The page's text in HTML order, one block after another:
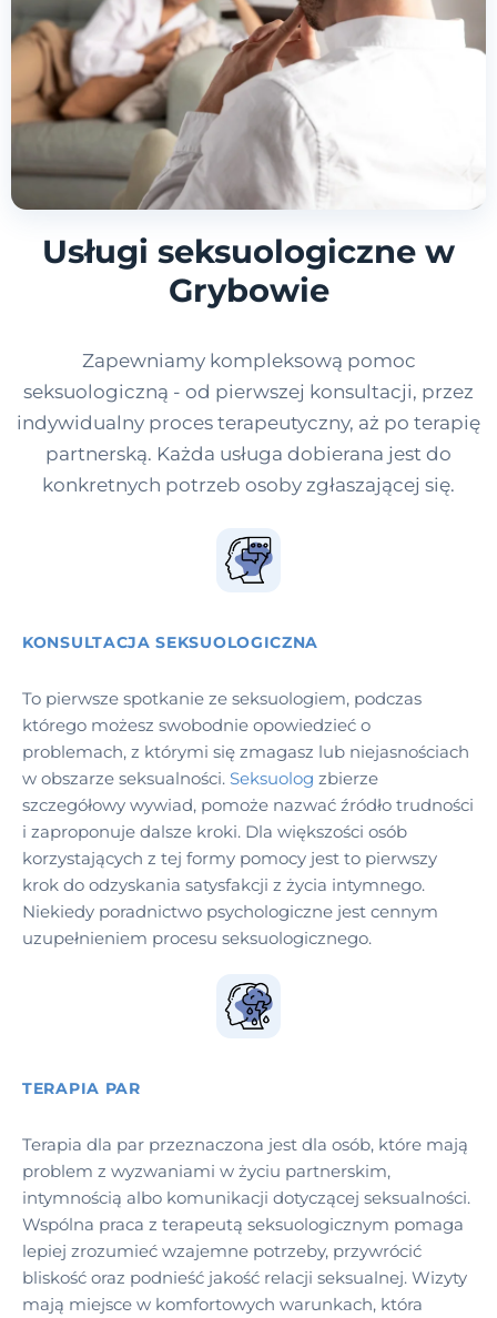
Usługi seksuologiczne w
Grybowie
Zapewniamy kompleksową pomoc
seksuologiczną - od pierwszej konsultacji, przez
indywidualny proces terapeutyczny, aż po terapię
partnerską. Każda usługa dobierana jest do
konkretnych potrzeb osoby zgłaszającej się.
KONSULTACJA SEKSUOLOGICZNA
To pierwsze spotkanie ze seksuologiem, podczas
którego możesz swobodnie opowiedzieć o
problemach, z którymi się zmagasz lub niejasnościach
w obszarze seksualności. Seksuolog zbierze
szczegółowy wywiad, pomoże nazwać źródło trudności
i zaproponuje dalsze kroki. Dla większości osób
korzystających z tej formy pomocy jest to pierwszy
krok do odzyskania satysfakcji z życia intymnego.
Niekiedy poradnictwo psychologiczne jest cennym
uzupełnieniem procesu seksuologicznego.
TERAPIA PAR
Terapia dla par przeznaczona jest dla osób, które mają
problem z wyzwaniami w życiu partnerskim,
intymnością albo komunikacji dotyczącej seksualności.
Wspólna praca z terapeutą seksuologicznym pomaga
lepiej zrozumieć wzajemne potrzeby, przywrócić
bliskość oraz podnieść jakość relacji seksualnej. Wizyty
mają miejsce w komfortowych warunkach, która